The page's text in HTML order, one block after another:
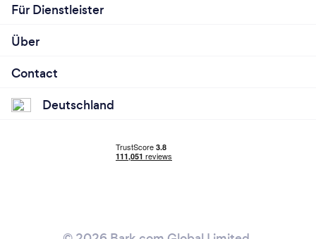
Für Dienstleister
Über
Contact
Deutschland